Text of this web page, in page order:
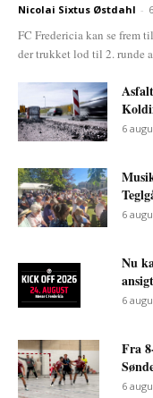
Nicolai Sixtus Østdahl -
FC Fredericia kan se frem
der trukket lod til 2. runde
6
6
Nu
ansigt
6
Fra
6